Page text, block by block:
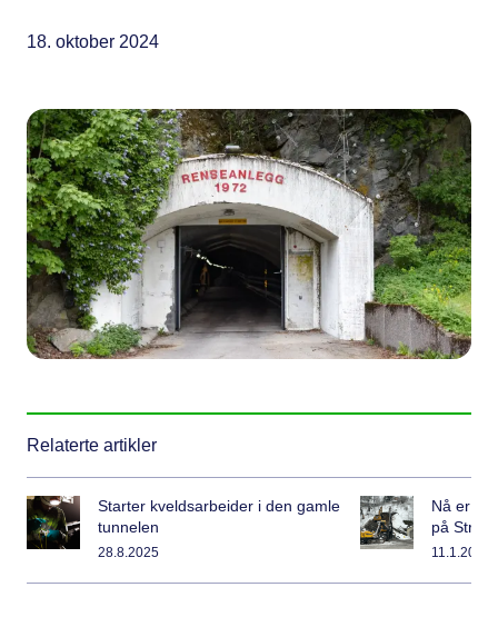
18. oktober 2024
Relaterte artikler
Starter kveldsarbeider i den gamle
tunnelen
28.8.2025
Nå er
på
11.1.2025